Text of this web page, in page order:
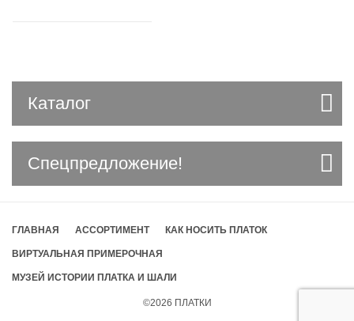
Каталог
Спецпредложение!
ГЛАВНАЯ АССОРТИМЕНТ КАК НОСИТЬ ПЛАТОК
ВИРТУАЛЬНАЯ ПРИМЕРОЧНАЯ
МУЗЕЙ ИСТОРИИ ПЛАТКА И ШАЛИ
©2026 ПЛАТКИ